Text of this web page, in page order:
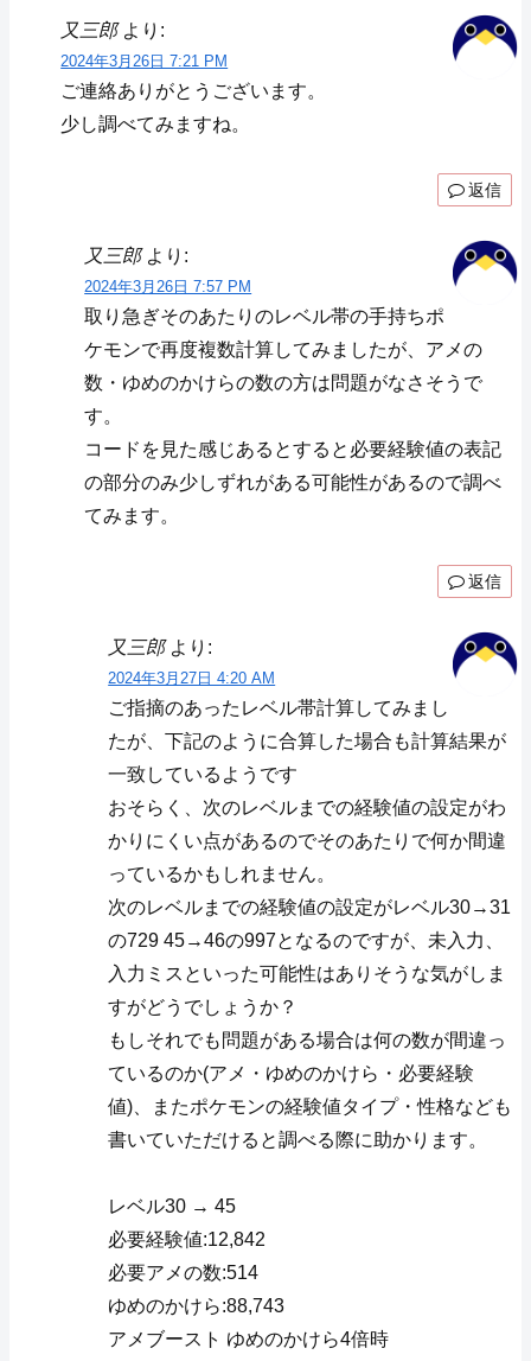
又三郎 より:
2024年3月26日 7:21 PM
ご連絡ありがとうございます。
少し調べてみますね。
返信
又三郎 より:
2024年3月26日 7:57 PM
取り急ぎそのあたりのレベル帯の手持ちポ
ケモンで再度複数計算してみましたが、アメの
数・ゆめのかけらの数の方は問題がなさそうで
す。
コードを見た感じあるとすると必要経験値の表記
の部分のみ少しずれがある可能性があるので調べ
てみます。
返信
又三郎 より:
2024年3月27日 4:20 AM
ご指摘のあったレベル帯計算してみまし
たが、下記のように合算した場合も計算結果が
一致しているようです
おそらく、次のレベルまでの経験値の設定がわ
かりにくい点があるのでそのあたりで何か間違
っているかもしれません。
次のレベルまでの経験値の設定がレベル30→31
の729 45→46の997となるのですが、未入力、
入力ミスといった可能性はありそうな気がしま
すがどうでしょうか？
もしそれでも問題がある場合は何の数が間違っ
ているのか(アメ・ゆめのかけら・必要経験
値)、またポケモンの経験値タイプ・性格なども
書いていただけると調べる際に助かります。
レベル30 → 45
必要経験値:12,842
必要アメの数:514
ゆめのかけら:88,743
アメブースト ゆめのかけら4倍時